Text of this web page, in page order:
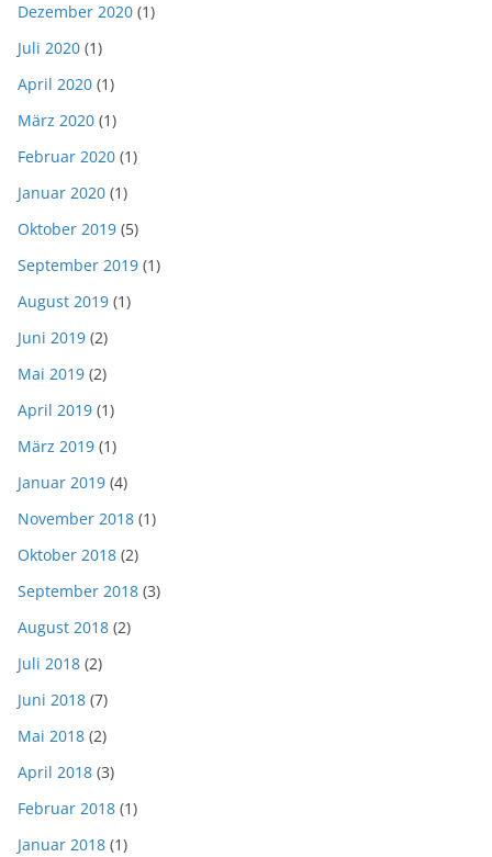
Dezember 2020 (1)
Juli 2020 (1)
April 2020 (1)
März 2020 (1)
Februar 2020 (1)
Januar 2020 (1)
Oktober 2019 (5)
September 2019 (1)
August 2019 (1)
Juni 2019 (2)
Mai 2019 (2)
April 2019 (1)
März 2019 (1)
Januar 2019 (4)
November 2018 (1)
Oktober 2018 (2)
September 2018 (3)
August 2018 (2)
Juli 2018 (2)
Juni 2018 (7)
Mai 2018 (2)
April 2018 (3)
Februar 2018 (1)
Januar 2018 (1)